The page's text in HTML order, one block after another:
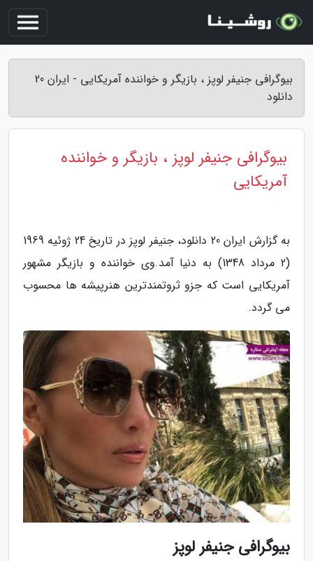
بیوگرافی جنیفر لوپز ، بازیگر و خواننده آمریکایی - ایران 20
دانلود
بیوگرافی جنیفر لوپز ، بازیگر و خواننده
آمریکایی
به گزارش ایران 20 دانلود، جنیفر لوپز در تاریخ 24 ژوئیه 1969
(2 مرداد 1348) به دنیا آمد.وی خواننده و بازیگر مشهور
آمریکایی است که جزو ثروتمندترین هنرپیشه ها محسوب
می گردد.
بیوگرافی جنیفر لوپز